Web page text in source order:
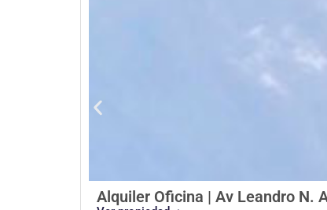
Alquiler Oficina | Av Leandro N.